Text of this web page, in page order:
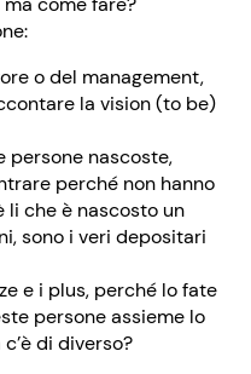
o del management,
la vision (to be)
persone nascoste,
perché non hanno
li che è nascosto un
sono i veri depositari
e i plus, perché lo fate
persone assieme lo
di diverso?